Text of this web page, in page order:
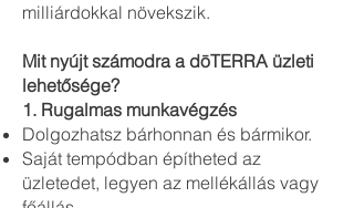
milliárdokkal növekszik.
Mit nyújt számodra a dōTERRA üzleti
lehetősége?
1. Rugalmas munkavégzés
Dolgozhatsz bárhonnan és bármikor.
Saját tempódban építheted az
üzletedet, legyen az mellékállás vagy